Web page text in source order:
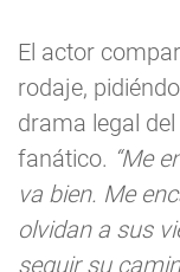
El actor
rodaje,
drama legal
fanático. “Me
va bien. Me
olvidan a sus
seguir su